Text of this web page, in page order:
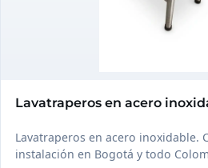
Lavatraperos en acero
Lavatraperos en acero inoxidable.
instalación en Bogotá y todo